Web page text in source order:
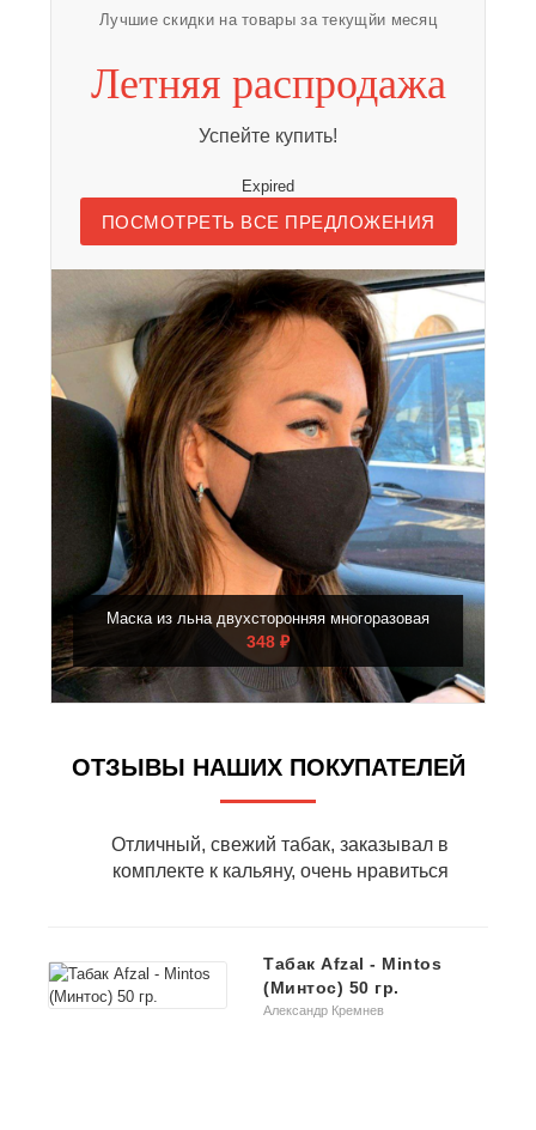
Лучшие скидки на товары за текущйи месяц
Летняя распродажа
Успейте купить!
Expired
ПОСМОТРЕТЬ ВСЕ ПРЕДЛОЖЕНИЯ
Маска из льна двухсторонняя многоразовая
348 ₽
ОТЗЫВЫ НАШИХ ПОКУПАТЕЛЕЙ
Отличный, свежий табак, заказывал в
комплекте к кальяну, очень нравиться
Табак Afzal - Mintos
(Минтос) 50 гр.
Александр Кремнев